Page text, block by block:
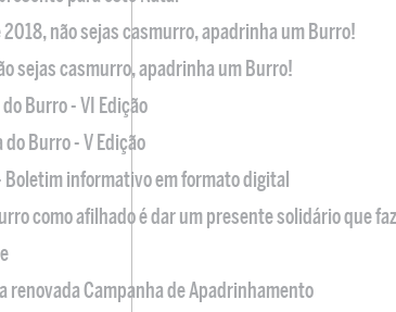
2018, não sejas casmurro, apadrinha um Burro!
sejas casmurro, apadrinha um Burro!
Burro - VI Edição
do Burro - V Edição
Boletim informativo em formato digital
como afilhado é dar um presente solidário que
renovada Campanha de Apadrinhamento